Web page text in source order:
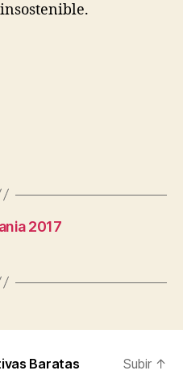
2017
Baratas
Subir ↑